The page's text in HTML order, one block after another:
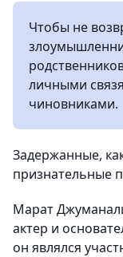
Чтобы не
личными
чиновниками.
Задержанные,
признательные
Марат
актер и
он являлся